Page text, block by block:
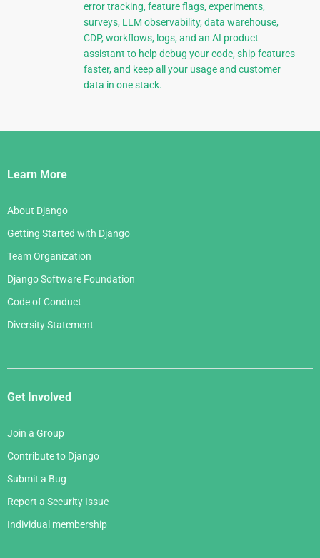
error tracking, feature flags, experiments,
surveys, LLM observability, data warehouse,
CDP, workflows, logs, and an AI product
assistant to help debug your code, ship features
faster, and keep all your usage and customer
data in one stack.
Django
Links
Learn More
About Django
Getting Started with Django
Team Organization
Django Software Foundation
Code of Conduct
Diversity Statement
Get Involved
Join a Group
Contribute to Django
Submit a Bug
Report a Security Issue
Individual membership